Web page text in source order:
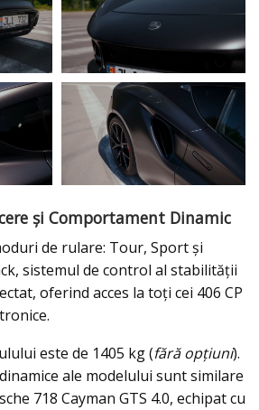
și Comportament Dinamic
de rulare: Tour, Sport și
sistemul de control al stabilității
oferind acces la toți cei 406 CP
este de 1405 kg (fără opțiuni).
ale modelului sunt similare
718 Cayman GTS 4.0, echipat cu